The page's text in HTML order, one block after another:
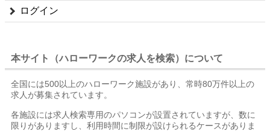
ログイン
本サイト（ハローワークの求人を検索）について
全国には500以上のハローワーク施設があり、常時80万件以上の
求人が募集されています。
各施設には求人検索専用のパソコンが設置されていますが、数に
限りがありますし、利用時間に制限が設けられるケースがありま